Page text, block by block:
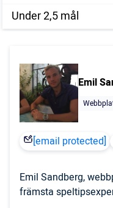
Under 2,5 mål
Emil
[email protected]
Emil Sandberg,
främsta